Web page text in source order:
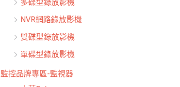
多碟型錄放影機
NVR網路錄放影機
雙碟型錄放影機
單碟型錄放影機
監控品牌專區-監視器